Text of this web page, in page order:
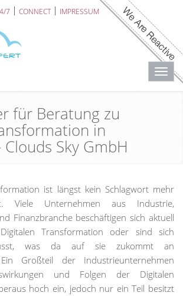
7 CONNECT IMPRESSUM
für Beratung zu
in
Sky GmbH
ist längst kein Schlagwort mehr
Viele Unternehmen aus Industrie,
Finanzbranche beschäftigen sich aktuell
Transformation oder sind sich
was da auf sie zukommt an
Großteil der Industrieunternehmen
und Folgen der Digitalen
hoch ein, jedoch nur ein Teil besitzt